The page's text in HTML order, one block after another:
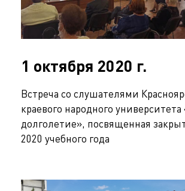
1 октября 2020 г.
Встреча со слушателями
краевого народного
долголетие», посвященная
2020 учебного года